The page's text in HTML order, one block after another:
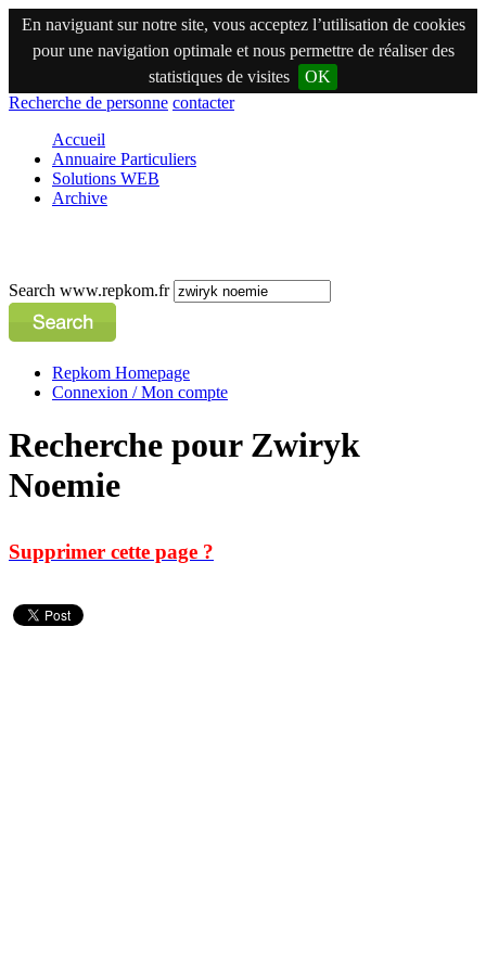
En naviguant sur notre site, vous acceptez l’utilisation de cookies
pour une navigation optimale et nous permettre de réaliser des
statistiques de visites
OK
Recherche de personne contacter
Accueil
Annuaire Particuliers
Solutions WEB
Archive
Search www.repkom.fr
Repkom Homepage
Connexion / Mon compte
Recherche pour Zwiryk
Noemie
Supprimer cette page ?